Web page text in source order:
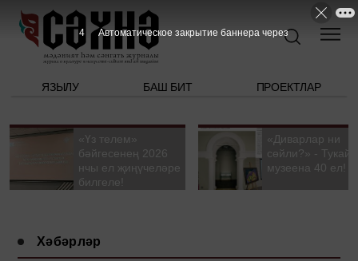
ЯЗЫЛУ БАШ БИТ ПРОЕКТЛАР
«Үз телем»
бәйгесенең 2026
нчы ел җиңүчеләре
билгеле!
«Диварлар ни
сөйли?» - Тукай
музеена 40 ел!
Хәбәрләр
3 Автоматическое закрытие баннера через